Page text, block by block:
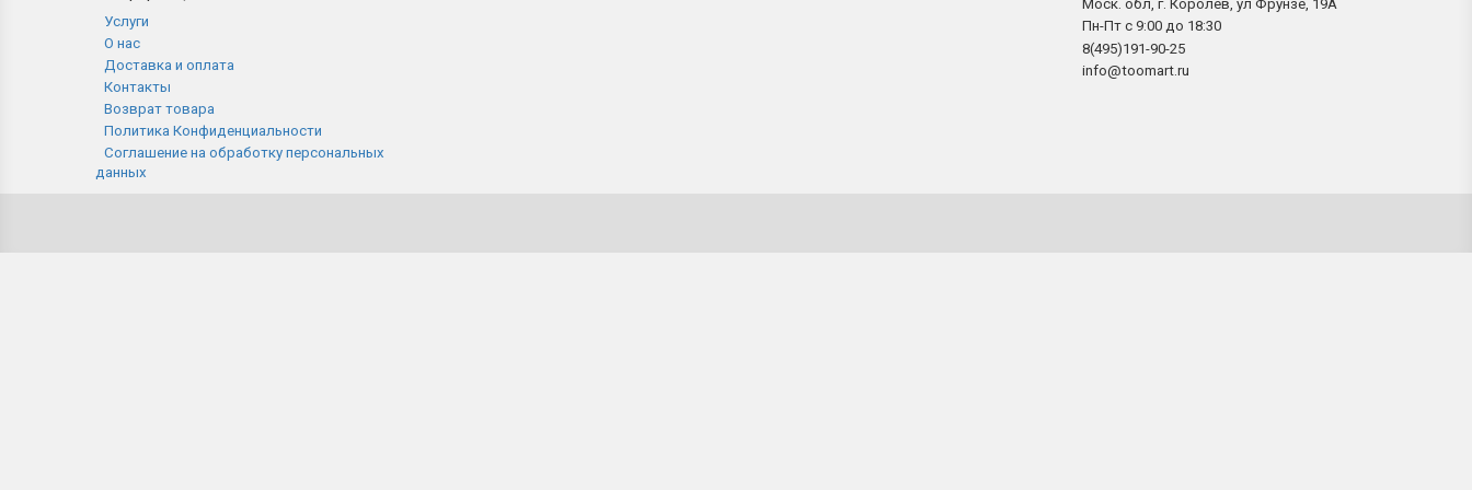
Услуги
О нас
Доставка и оплата
Контакты
Возврат товара
Политика Конфиденциальности
Соглашение на обработку персональных
данных
Моск. обл, г. Королев, ул Фрунзе, 19А
Пн-Пт с 9:00 до 18:30
8(495)191-90-25
info@toomart.ru